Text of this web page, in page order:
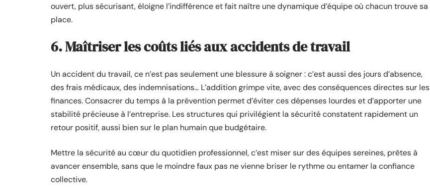
ouvert, plus sécurisant, éloigne l’indifférence et fait naître une dynamique d’équipe où chacun trouve sa
place.
6. Maîtriser les coûts liés aux accidents de travail
Un accident du travail, ce n’est pas seulement une blessure à soigner : c’est aussi des jours d’absence,
des frais médicaux, des indemnisations… L’addition grimpe vite, avec des conséquences directes sur les
finances. Consacrer du temps à la prévention permet d’éviter ces dépenses lourdes et d’apporter une
stabilité précieuse à l’entreprise. Les structures qui privilégient la sécurité constatent rapidement un
retour positif, aussi bien sur le plan humain que budgétaire.
Mettre la sécurité au cœur du quotidien professionnel, c’est miser sur des équipes sereines, prêtes à
avancer ensemble, sans que le moindre faux pas ne vienne briser le rythme ou entamer la confiance
collective.